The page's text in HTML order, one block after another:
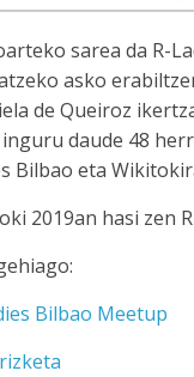
sarea da R-
asko
de Queiroz
daude 48
Bilbao eta
2019an hasi zen
Bilbao Meetup